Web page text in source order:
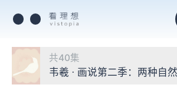
共40集
韦羲 · 画说第二季：两种自